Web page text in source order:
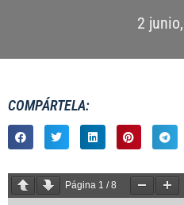
2
COMPÁRTELA:
Página 1 /8